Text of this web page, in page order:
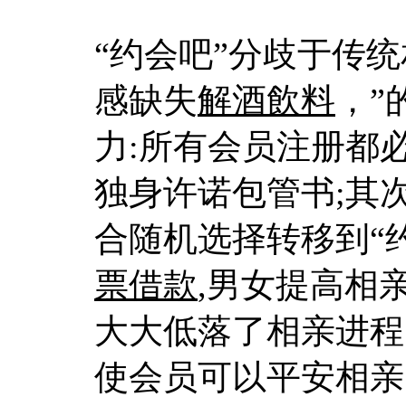
“约会吧”分歧于传
感缺失解酒飲料 ，
力:所有会员注册都
独身许诺包管书;其
合随机选择转移到“
票借款,男女提高相
大大低落了相亲进
使会员可以平安相